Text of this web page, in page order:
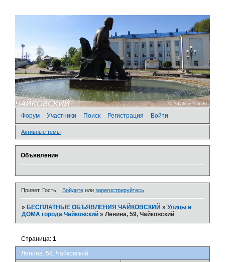
Форум Участники Поиск Регистрация Войти
Активные темы
Объявление
Привет, Гость! Войдитеили зарегистрируйтесь.
» БЕСПЛАТНЫЕ ОБЪЯВЛЕНИЯ ЧАЙКОВСКИЙ »­Улицы и
ДОМА города Чайковский »Ленина, 59, Чайковский
Ленина, 59, Чайковский
Страница:1